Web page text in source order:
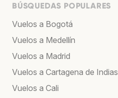
BÚSQUEDAS POPULARES
Vuelos a Bogotá
Vuelos a Medellín
Vuelos a Madrid
Vuelos a Cartagena de Indias
Vuelos a Cali